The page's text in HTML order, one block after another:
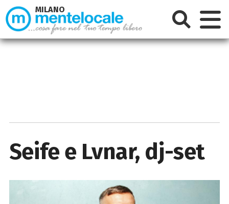
Seife e Lvnar, dj-set
MILANO